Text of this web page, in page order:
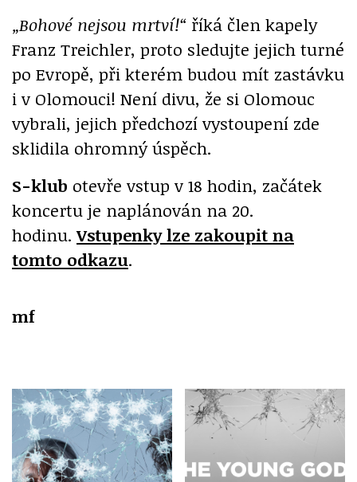
„Bohové nejsou mrtví!“ říká člen kapely
Franz Treichler, proto sledujte jejich turné
po Evropě, při kterém budou mít zastávku
i v Olomouci! Není divu, že si Olomouc
vybrali, jejich předchozí vystoupení zde
sklidila ohromný úspěch.
S-klub otevře vstup v 18 hodin, začátek
koncertu je naplánován na 20.
hodinu.Vstupenky lze zakoupit na
tomto odkazu.
mf